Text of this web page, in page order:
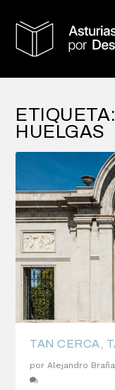
ETIQUETA:
HUELGAS
TAN CERCA,
por Alejandro Braña